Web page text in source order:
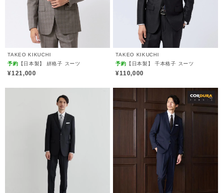
TAKEO KIKUCHI
予約 【日本製】 絣格子 スーツ
¥121,000
TAKEO KIKUCHI
予約 【日本製】 千本格子 スーツ
¥110,000